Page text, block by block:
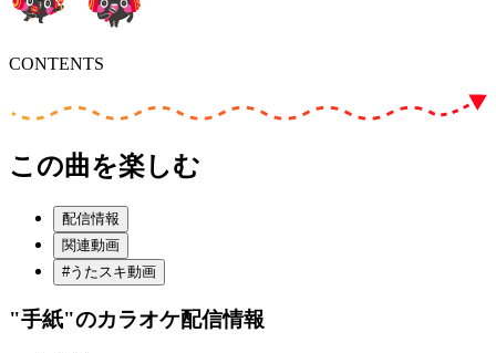
CONTENTS
この曲を楽しむ
配信情報
関連動画
#うたスキ動画
"手紙"のカラオケ配信情報